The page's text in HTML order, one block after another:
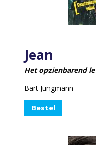
Jean
Het opzienbarend
Bart Jungmann
Bestel